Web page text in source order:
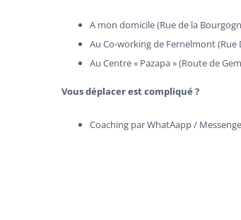
A mon domicile (Rue de la
Au Co-working de Fernelmont (Rue
Au Centre « Pazapa » (Route de
Vous déplacer est compliqué ?
Coaching par WhatAapp /